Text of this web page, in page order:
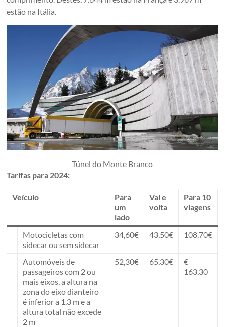
estão na Itália.
Túnel do Monte Branco
Tarifas para 2024:
Veículo
Para
um
lado
Vai e
volta
Para 10
viagens
Motocicletas com
sidecar ou sem sidecar
34,60€ 43,50€ 108,70€
Automóveis de
passageiros com 2 ou
mais eixos, a altura na
zona do eixo dianteiro
é inferior a 1,3 m e a
altura total não excede
2 m
52,30€ 65,30€
€
163,30